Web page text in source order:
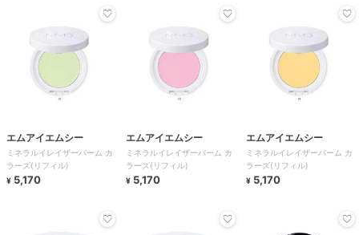
エムアイエムシー
ミネラルイレイザーバーム カ
ラーズ(リフィル)
¥ 5,170
エムアイエムシー
ミネラルイレイザーバーム カ
ラーズ(リフィル)
¥ 5,170
エムアイエムシー
ミネラルイレイザーバーム カ
ラーズ(リフィル)
¥ 5,170